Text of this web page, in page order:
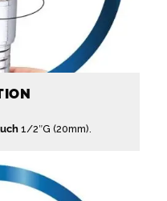
1/2″G (20mm).